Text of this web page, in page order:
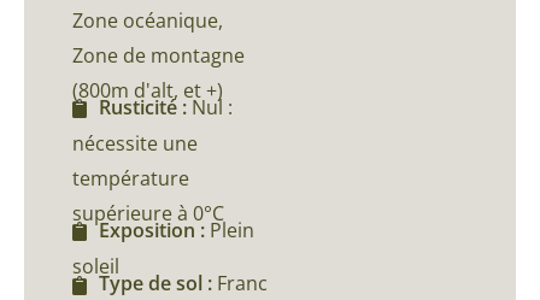
Zone océanique,
Zone de montagne
(800m d'alt, et +)
Rusticité : Nul :
nécessite une
température
supérieure à 0°C
Exposition : Plein
soleil
Type de sol : Franc